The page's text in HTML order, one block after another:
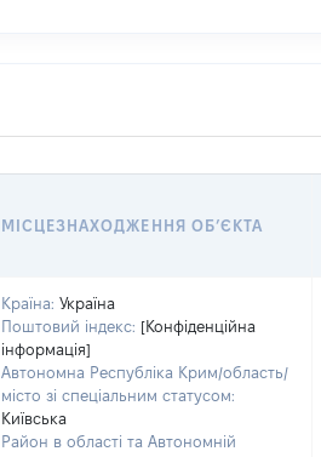
МІСЦЕЗНАХОДЖЕННЯ ОБʼЄКТА
Країна: Україна
Поштовий індекс: [Конфіденційна
інформація]
Автономна Республіка Крим/область/
місто зі спеціальним статусом:
Київська
Район в області та Автономній